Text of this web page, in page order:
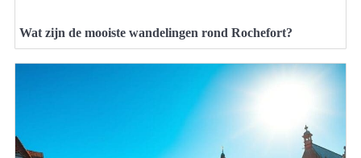
Wat zijn de mooiste wandelingen rond Rochefort?